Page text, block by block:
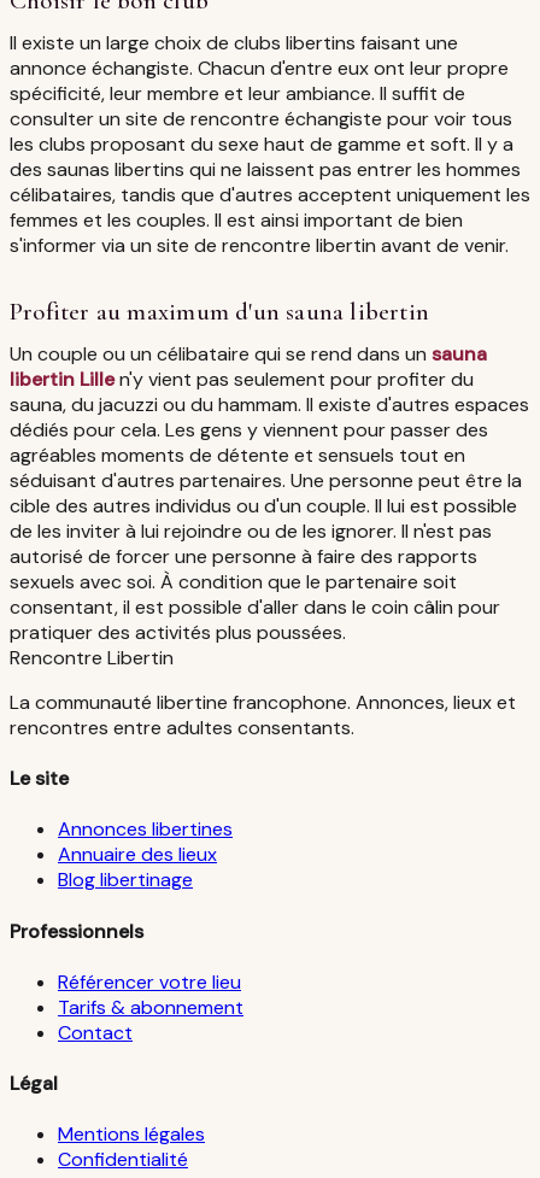
Il existe un large choix de clubs libertins faisant une
annonce échangiste. Chacun d'entre eux ont leur propre
spécificité, leur membre et leur ambiance. Il suffit de
consulter un site de rencontre échangiste pour voir tous
les clubs proposant du sexe haut de gamme et soft. Il y a
des saunas libertins qui ne laissent pas entrer les hommes
célibataires, tandis que d'autres acceptent uniquement les
femmes et les couples. Il est ainsi important de bien
s'informer via un site de rencontre libertin avant de venir.
Profiter au maximum d'un sauna libertin
Un couple ou un célibataire qui se rend dans un sauna
libertin Lillen'y vient pas seulement pour profiter du
sauna, du jacuzzi ou du hammam. Il existe d'autres espaces
dédiés pour cela. Les gens y viennent pour passer des
agréables moments de détente et sensuels tout en
séduisant d'autres partenaires. Une personne peut être la
cible des autres individus ou d'un couple. Il lui est possible
de les inviter à lui rejoindre ou de les ignorer. Il n'est pas
autorisé de forcer une personne à faire des rapports
sexuels avec soi. À condition que le partenaire soit
consentant, il est possible d'aller dans le coin câlin pour
pratiquer des activités plus poussées.
Rencontre Libertin
La communauté libertine francophone. Annonces, lieux et
rencontres entre adultes consentants.
Le site
Annonces libertines
Annuaire des lieux
Blog libertinage
Professionnels
Référencer votre lieu
Tarifs & abonnement
Contact
Légal
Mentions légales
Confidentialité